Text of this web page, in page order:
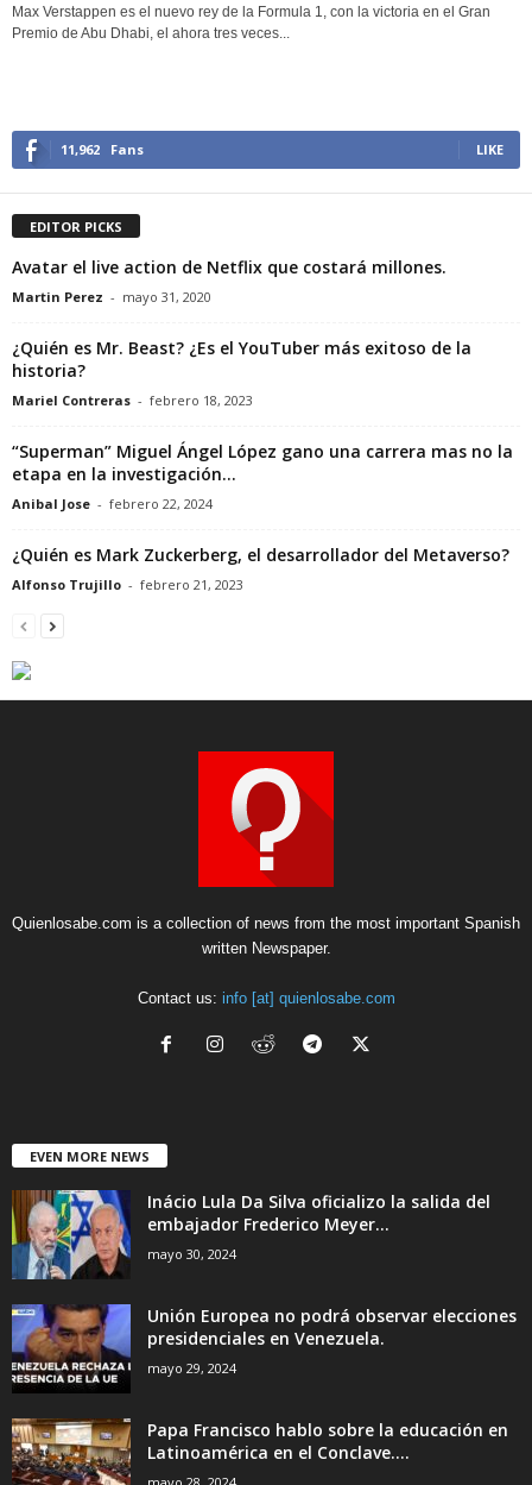
Max Verstappen es el nuevo rey de la Formula 1, con la victoria en el Gran
Premio de Abu Dhabi, el ahora tres veces...
11,962 Fans LIKE
EDITOR PICKS
Avatar el live action de Netflix que costará millones.
Martin Perez - mayo 31, 2020
¿Quién es Mr. Beast? ¿Es el YouTuber más exitoso de la
historia?
Mariel Contreras - febrero 18, 2023
“Superman” Miguel Ángel López gano una carrera mas no la
etapa en la investigación...
Anibal Jose - febrero 22, 2024
¿Quién es Mark Zuckerberg, el desarrollador del Metaverso?
Alfonso Trujillo - febrero 21, 2023
Quienlosabe.com is a collection of news from the most important Spanish
written Newspaper.
Contact us: info [at] quienlosabe.com
EVEN MORE NEWS
Inácio Lula Da Silva oficializo la salida del
embajador Frederico Meyer...
mayo 30, 2024
Unión Europea no podrá observar elecciones
presidenciales en Venezuela.
mayo 29, 2024
Papa Francisco hablo sobre la educación en
Latinoamérica en el Conclave....